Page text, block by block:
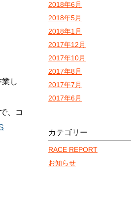
業し
、コ
2018年6月
2018年5月
2018年1月
2017年12月
2017年10月
2017年8月
2017年7月
2017年6月
カテゴリー
RACE REPORT
お知らせ